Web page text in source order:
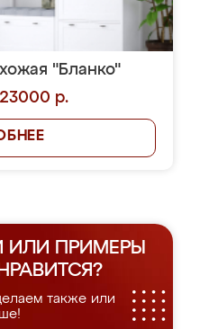
"Бланко"
р.
ИЛИ ПРИМЕРЫ
также или